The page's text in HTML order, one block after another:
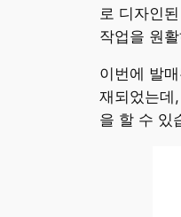
로 디자인
작업을 원
이번에 발
재되었는데
을 할 수 있